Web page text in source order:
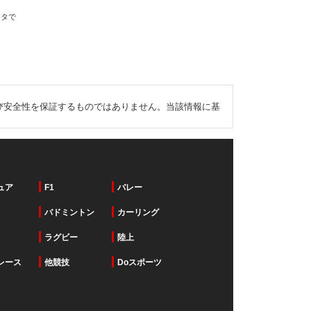
で
全性を保証するものではありません。当該情報に基
ア F1 バレー
バドミントン カーリング
ラグビー 陸上
ース 他競技 Doスポーツ